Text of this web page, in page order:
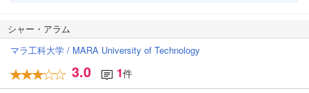
シャー・アラム
マラ工科大学 / MARA University of Technology
3.0 1件